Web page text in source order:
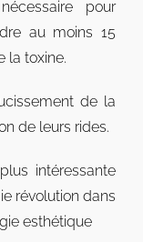
pour
au moins 15
la toxine.
de la
de leurs rides.
intéressante
révolution dans
esthétique